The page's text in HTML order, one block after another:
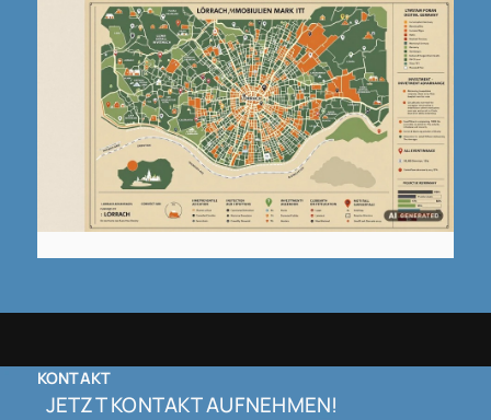
KONTAKT
JETZT KONTAKT AUFNEHMEN!